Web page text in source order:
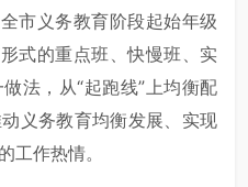
市义务教育阶段起始年级
式的重点班、快慢班、实
法，从“起跑线”上均衡配
义务教育均衡发展、实现
工作热情。